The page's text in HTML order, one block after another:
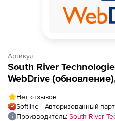
Артикул:
South River
WebDrive
Нет отзывов
Softline - Авторизованный
Производитель: South River